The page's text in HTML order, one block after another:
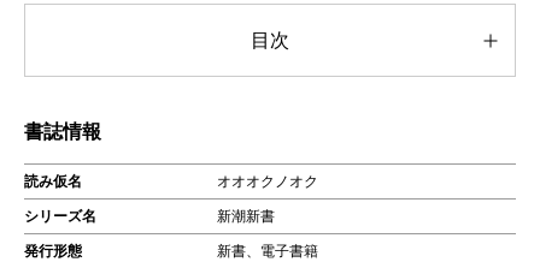
目次
書誌情報
読み仮名 オオオクノオク
シリーズ名 新潮新書
発行形態 新書、電子書籍